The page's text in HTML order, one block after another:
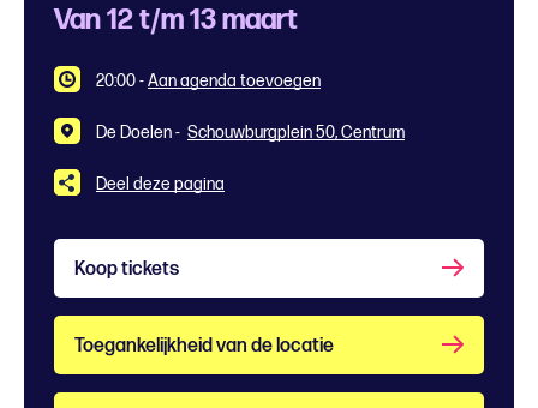
Van 12 t/m 13 maart
20:00-Aan agenda toevoegen
De Doelen - Schouwburgplein 50, Centrum
Deel deze pagina
Koop tickets
Toegankelijkheid van de locatie